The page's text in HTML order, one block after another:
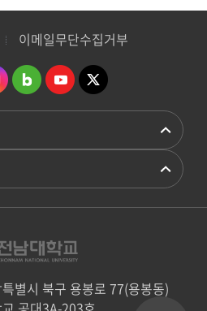
이메일무단수집거부
별시 북구 용봉로 77(용봉동)